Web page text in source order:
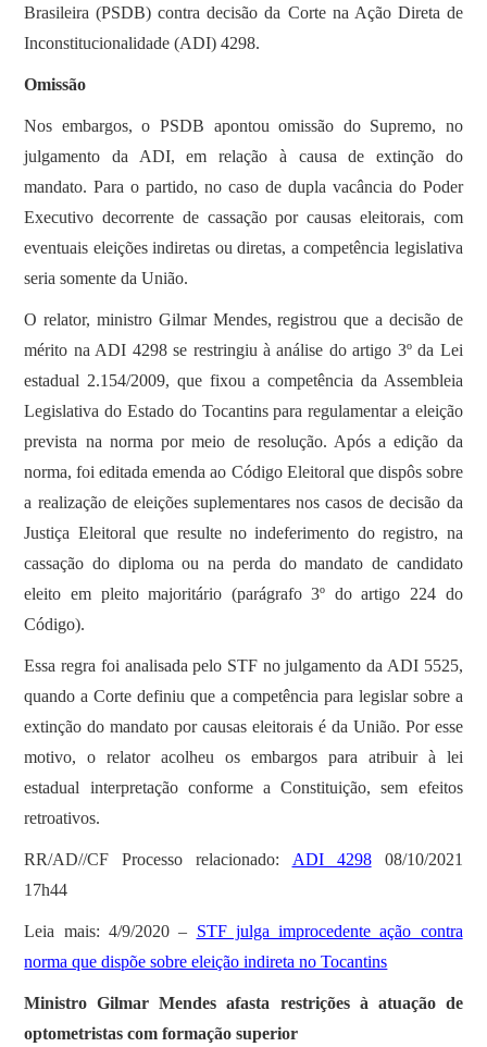
Brasileira (PSDB) contra decisão da Corte na Ação Direta de
Inconstitucionalidade (ADI) 4298.
Omissão
Nos embargos, o PSDB apontou omissão do Supremo, no
julgamento da ADI, em relação à causa de extinção do
mandato. Para o partido, no caso de dupla vacância do Poder
Executivo decorrente de cassação por causas eleitorais, com
eventuais eleições indiretas ou diretas, a competência legislativa
seria somente da União.
O relator, ministro Gilmar Mendes, registrou que a decisão de
mérito na ADI 4298 se restringiu à análise do artigo 3º da Lei
estadual 2.154/2009, que fixou a competência da Assembleia
Legislativa do Estado do Tocantins para regulamentar a eleição
prevista na norma por meio de resolução. Após a edição da
norma, foi editada emenda ao Código Eleitoral que dispôs sobre
a realização de eleições suplementares nos casos de decisão da
Justiça Eleitoral que resulte no indeferimento do registro, na
cassação do diploma ou na perda do mandato de candidato
eleito em pleito majoritário (parágrafo 3º do artigo 224 do
Código).
Essa regra foi analisada pelo STF no julgamento da ADI 5525,
quando a Corte definiu que a competência para legislar sobre a
extinção do mandato por causas eleitorais é da União. Por esse
motivo, o relator acolheu os embargos para atribuir à lei
estadual interpretação conforme a Constituição, sem efeitos
retroativos.
RR/AD//CF Processo relacionado: ADI 429808/10/2021
17h44
Leia mais: 4/9/2020 – STF julga improcedente ação contra
norma que dispõe sobre eleição indireta no Tocantins
Ministro Gilmar Mendes afasta restrições à atuação de
optometristas com formação superior